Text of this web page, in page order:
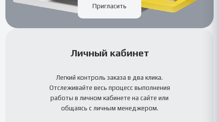
Пригласить
Личный кабинет
Легкий контроль заказа в два клика.
Отслеживайте весь процесс выполнения
работы в личном кабинете на сайте или
общаясь с личным менеджером.